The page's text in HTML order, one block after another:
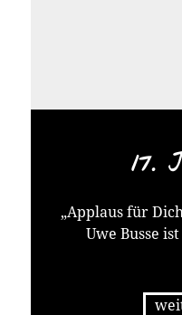
17.
„Applaus für
Uwe Busse